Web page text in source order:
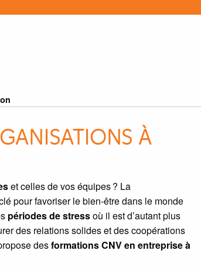
À
et celles de vos équipes ? La
pour favoriser le bien-être dans le monde
périodes de stressoù il est d’autant plus
des relations solides et des coopérations
desformations CNV en entreprise à